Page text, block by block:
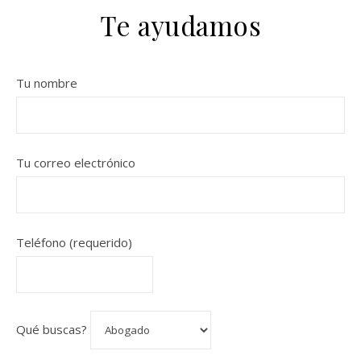
Te ayudamos
Tu nombre
Tu correo electrónico
Teléfono (requerido)
Qué buscas?